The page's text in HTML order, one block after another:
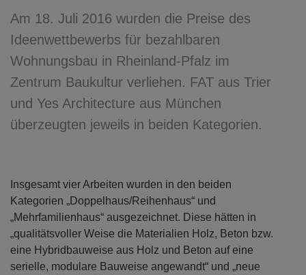
Am 18. Juli 2016 wurden die Preise des
Ideenwettbewerbs für bezahlbaren
Wohnungsbau in Rheinland-Pfalz im
Zentrum Baukultur verliehen. FAT aus Trier
und Yes Architecture aus München
überzeugten jeweils in beiden Kategorien.
Insgesamt vier Arbeiten wurden in den beiden
Kategorien „Doppelhaus/Reihenhaus“ und
„Mehrfamilienhaus“ ausgezeichnet. Diese hätten in
„qualitätsvoller Weise die Materialien Holz, Beton bzw.
eine Hybridbauweise aus Holz und Beton auf eine
serielle, modulare Bauweise angewandt“ und „neue